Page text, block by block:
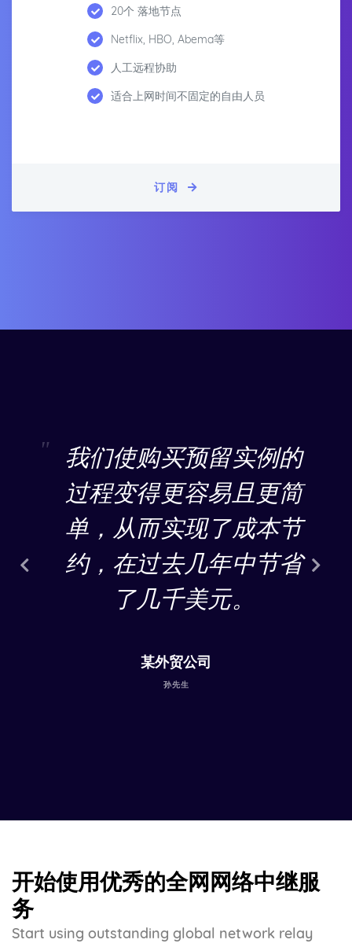
20个 落地节点
Netflix, HBO, Abema等
人工远程协助
适合上网时间不固定的自由人员
订阅
我们使购买预留实例的
过程变得更容易且更简
单，从而实现了成本节
约，在过去几年中节省
了几千美元。
某外贸公司
孙先生
开始使用优秀的全网网络中继服
务
Start using outstanding global network relay